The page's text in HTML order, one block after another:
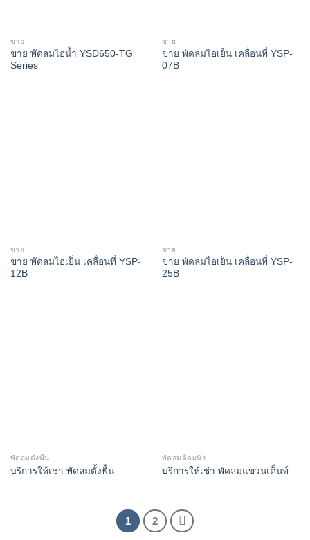
ขาย
ขาย พัดลมไอน้ำ YSD650-TG
Series
ขาย
ขาย พัดลมไอเย็น เคลื่อนที่ YSP-
07B
ขาย
ขาย พัดลมไอเย็น เคลื่อนที่ YSP-
12B
ขาย
ขาย พัดลมไอเย็น เคลื่อนที่ YSP-
25B
พัดลมตั้งพื้น
บริการให้เช่า พัดลมตั้งพื้น
พัดลมติดผนัง
บริการให้เช่า พัดลมแขวนเต็นท์
1 2